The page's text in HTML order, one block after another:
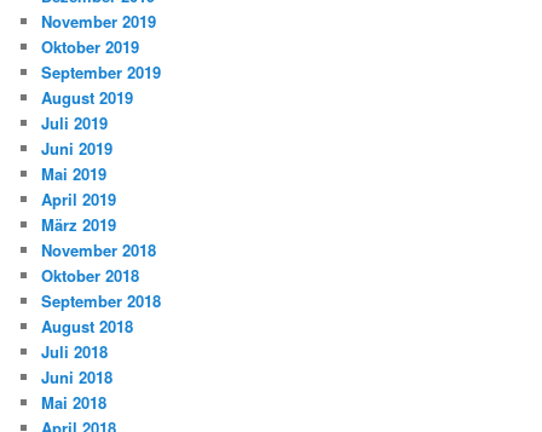
November 2019
Oktober 2019
September 2019
August 2019
Juli 2019
Juni 2019
Mai 2019
April 2019
März 2019
November 2018
Oktober 2018
September 2018
August 2018
Juli 2018
Juni 2018
Mai 2018
April 2018